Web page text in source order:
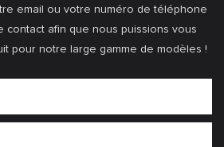
email ou votre numéro de téléphone
contact afin que nous puissions vous
pour notre large gamme de modèles !